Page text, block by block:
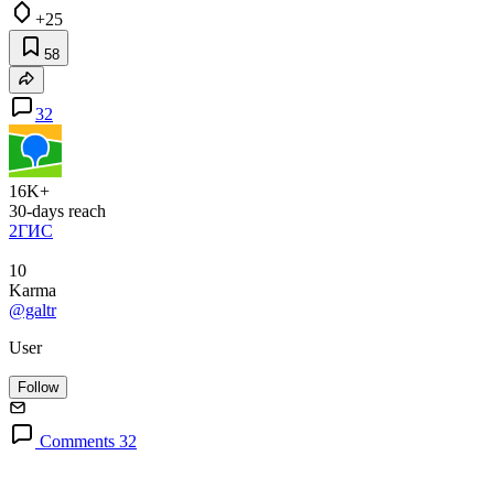
+25
58
32
16K+
30-days reach
2ГИС
10
Karma
@galtr
User
Follow
Comments 32